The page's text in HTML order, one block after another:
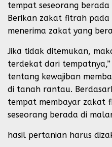
tempat seseorang
Berikan zakat fitrah
menerima zakat yang
Jika tidak ditemukan,
terdekat dari
tentang kewajiban
di tanah rantau.
tempat membayar zakat
seseorang berada di
hasil pertanian harus